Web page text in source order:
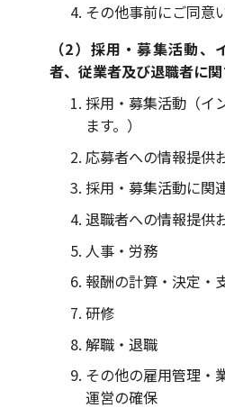
その他事前にご同意
（2）採用・募集活動
者、従業者及び退職者に
採用・募集活動（イ
ます。）
応募者への情報提供
採用・募集活動に関
退職者への情報提供
人事・労務
報酬の計算・決定・
研修
解職・退職
その他の雇用管理・
運営の確保